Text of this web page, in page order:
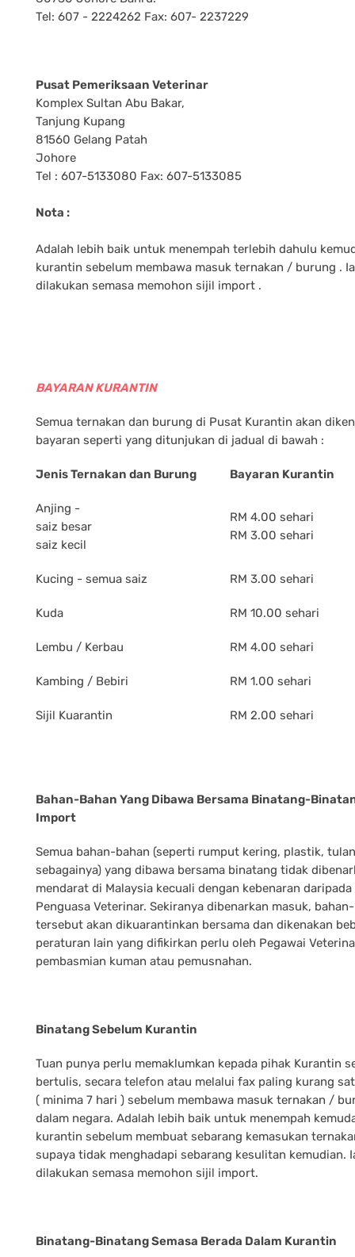
Tel: 607 - 2224262 Fax: 607- 2237229
Pusat Pemeriksaan Veterinar
Komplex Sultan Abu Bakar,
Tanjung Kupang
81560 Gelang Patah
Johore
Tel : 607-5133080 Fax: 607-5133085
Nota :
Adalah lebih baik untuk menempah terlebih dahulu
kurantin sebelum membawa masuk ternakan / burung .
dilakukan semasa memohon sijil import .
BAYARAN KURANTIN
Semua ternakan dan burung di Pusat Kurantin akan
bayaran seperti yang ditunjukan di jadual di bawah :
Jenis Ternakan dan Burung Bayaran Kurantin
Anjing -
saiz besar
saiz kecil
RM 4.00 sehari
RM 3.00 sehari
Kucing - semua saiz RM 3.00 sehari
Kuda RM 10.00 sehari
Lembu / Kerbau RM 4.00 sehari
Kambing / Bebiri RM 1.00 sehari
Sijil Kuarantin RM 2.00 sehari
Bahan-Bahan Yang Dibawa Bersama Binatang-
Import
Semua bahan-bahan (seperti rumput kering, plastik,
sebagainya) yang dibawa bersama binatang tidak
mendarat di Malaysia kecuali dengan kebenaran daripada
Penguasa Veterinar. Sekiranya dibenarkan masuk,
tersebut akan dikuarantinkan bersama dan dikenakan
peraturan lain yang difikirkan perlu oleh Pegawai
pembasmian kuman atau pemusnahan.
Binatang Sebelum Kurantin
Tuan punya perlu memaklumkan kepada pihak Kurantin
bertulis, secara telefon atau melalui fax paling kurang
( minima 7 hari ) sebelum membawa masuk ternakan /
dalam negara. Adalah lebih baik untuk menempah
kurantin sebelum membuat sebarang kemasukan
supaya tidak menghadapi sebarang kesulitan kemudian.
dilakukan semasa memohon sijil import.
Binatang-Binatang Semasa Berada Dalam Kurantin